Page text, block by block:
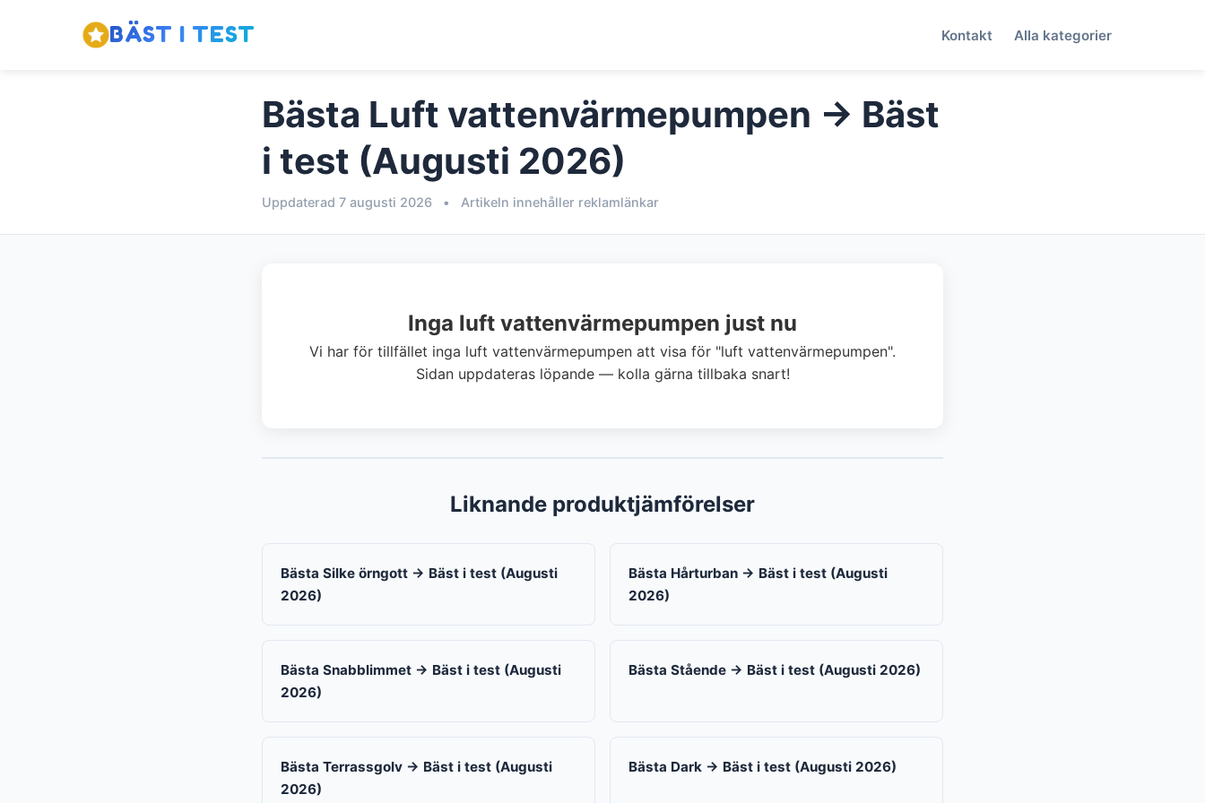
BÄST I TEST Kontakt Alla kategorier
Bästa Luft vattenvärmepumpen → Bäst
i test (Augusti 2026)
Uppdaterad 7 augusti 2026 • Artikeln innehåller reklamlänkar
Inga luft vattenvärmepumpen just nu
Vi har för tillfället inga luft vattenvärmepumpen att visa för "luft vattenvärmepumpen".
Sidan uppdateras löpande — kolla gärna tillbaka snart!
Liknande produktjämförelser
Bästa Silke örngott → Bäst i test (Augusti
2026)
Bästa Hårturban → Bäst i test (Augusti
2026)
Bästa Snabblimmet → Bäst i test (Augusti
2026)
Bästa Stående → Bäst i test (Augusti 2026)
Bästa Terrassgolv → Bäst i test (Augusti
2026)
Bästa Dark → Bäst i test (Augusti 2026)